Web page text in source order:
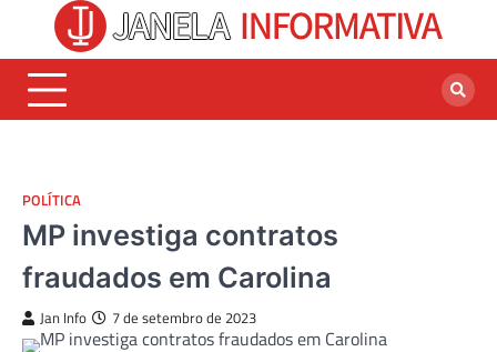
content
POLÍTICA
MP investiga contratos
fraudados em Carolina
Jan Info 7 de setembro de 2023